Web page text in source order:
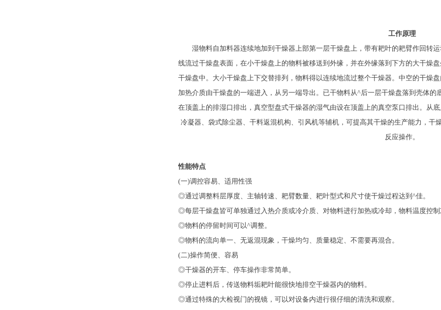
工作原理
湿物料自加料器连续地加到干燥器上部第一层干燥盘上，带有耙叶的耙臂作回转
线流过干燥盘表面，在小干燥盘上的物料被移送到外缘，并在外缘落到下方的大干燥
干燥盘中。大小干燥盘上下交替排列，物料得以连续地流过整个干燥器。中空的干燥
加热介质由干燥盘的一端进入，从另一端导出。已干物料从^后一层干燥盘落到壳体
在顶盖上的排湿口排出，真空型盘式干燥器的湿气由设在顶盖上的真空泵口排出。从
冷凝器、袋式除尘器、干料返混机构、引风机等辅机，可提高其干燥的生产能力，
反应操作。
性能特点
(一)调控容易、适用性强
◎通过调整料层厚度、主轴转速、耙臂数量、耙叶型式和尺寸使干燥过程达到^佳。
◎每层干燥盘皆可单独通过入热介质或冷介质、对物料进行加热或冷却，物料温度控
◎物料的停留时间可以^调整。
◎物料的流向单一、无返混现象，干燥均匀、质量稳定、不需要再混合。
(二)操作简便、容易
◎干燥器的开车、停车操作非常简单。
◎停止进料后，传送物料垢耙叶能很快地排空干燥器内的物料。
◎通过特殊的大检视门的视镜，可以对设备内进行很仔细的清洗和观察。